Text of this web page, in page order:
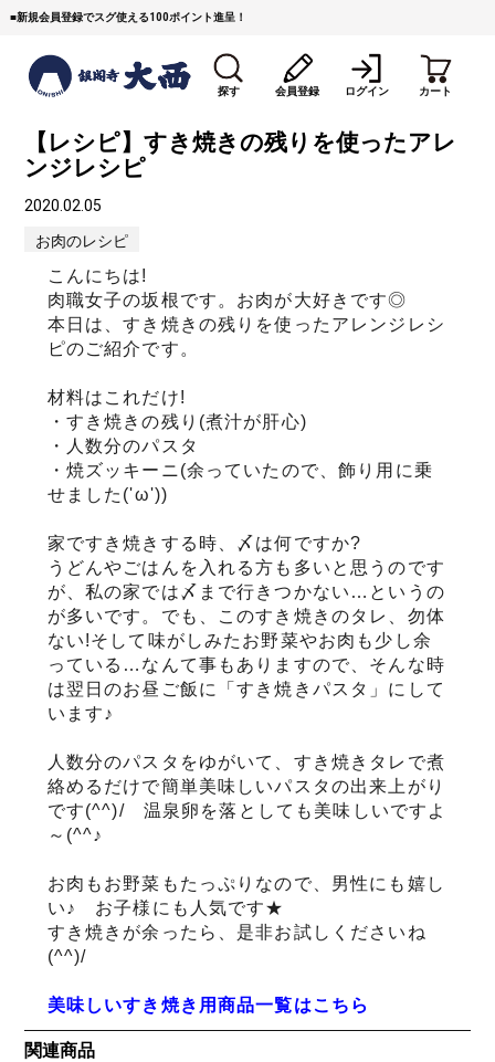
■新規会員登録でスグ使える100ポイント進呈！
探す
すき焼き 焼 肉 ステーキ
しゃぶしゃぶ
焼豚など（豚肉の加工
品）
牛丼など（牛肉の加工
品）
サステナブル・和牛
（熟）
千代幻豚 贈り物・ギフト
会員登録 ログイン カート
【レシピ】すき焼きの残りを使ったアレ
ンジレシピ
2020.02.05
お肉のレシピ
こんにちは!
肉職女子の坂根です。お肉が大好きです◎
本日は、すき焼きの残りを使ったアレンジレシ
ピのご紹介です。
材料はこれだけ!
・すき焼きの残り(煮汁が肝心)
・人数分のパスタ
・焼ズッキーニ(余っていたので、飾り用に乗
せました('ω'))
家ですき焼きする時、〆は何ですか?
うどんやごはんを入れる方も多いと思うのです
が、私の家では〆まで行きつかない…というの
が多いです。でも、このすき焼きのタレ、勿体
ない!そして味がしみたお野菜やお肉も少し余
っている…なんて事もありますので、そんな時
は翌日のお昼ご飯に「すき焼きパスタ」にして
います♪
人数分のパスタをゆがいて、すき焼きタレで煮
絡めるだけで簡単美味しいパスタの出来上がり
です(^^)/ 温泉卵を落としても美味しいですよ
～(^^♪
お肉もお野菜もたっぷりなので、男性にも嬉し
い♪ お子様にも人気です★
すき焼きが余ったら、是非お試しくださいね
(^^)/
美味しいすき焼き用商品一覧はこちら
関連商品